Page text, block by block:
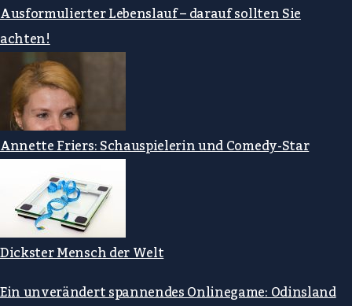
Ausformulierter Lebenslauf – darauf sollten Sie
achten!
Annette Friers: Schauspielerin und Comedy-Star
Dickster Mensch der Welt
Ein unverändert spannendes Onlinegame: Odinsland